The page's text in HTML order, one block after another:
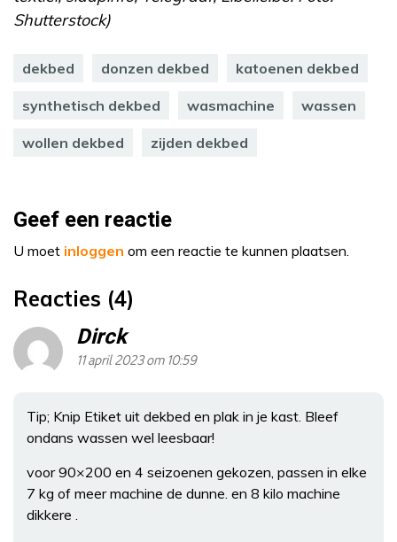
Shutterstock)
dekbed donzen dekbed katoenen dekbed
synthetisch dekbed wasmachine wassen
wollen dekbed zijden dekbed
Geef een reactie
U moet inloggen om een reactie te kunnen plaatsen.
Reacties (4)
Dirck
11 april 2023 om 10:59
Tip; Knip Etiket uit dekbed en plak in je kast. Bleef
ondans wassen wel leesbaar!
voor 90×200 en 4 seizoenen gekozen, passen in elke
7 kg of meer machine de dunne. en 8 kilo machine
dikkere .